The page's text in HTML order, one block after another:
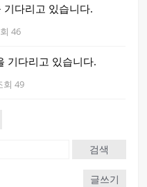
다리고 있습니다.
46
기다리고 있습니다.
회 49
검색
글쓰기